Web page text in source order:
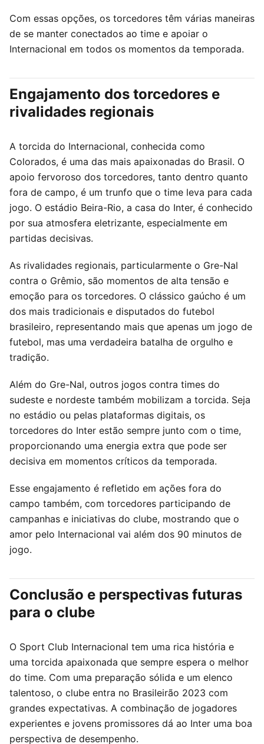
Com essas opções, os torcedores têm várias maneiras
de se manter conectados ao time e apoiar o
Internacional em todos os momentos da temporada.
Engajamento dos torcedores e
rivalidades regionais
A torcida do Internacional, conhecida como
Colorados, é uma das mais apaixonadas do Brasil. O
apoio fervoroso dos torcedores, tanto dentro quanto
fora de campo, é um trunfo que o time leva para cada
jogo. O estádio Beira-Rio, a casa do Inter, é conhecido
por sua atmosfera eletrizante, especialmente em
partidas decisivas.
As rivalidades regionais, particularmente o Gre-Nal
contra o Grêmio, são momentos de alta tensão e
emoção para os torcedores. O clássico gaúcho é um
dos mais tradicionais e disputados do futebol
brasileiro, representando mais que apenas um jogo de
futebol, mas uma verdadeira batalha de orgulho e
tradição.
Além do Gre-Nal, outros jogos contra times do
sudeste e nordeste também mobilizam a torcida. Seja
no estádio ou pelas plataformas digitais, os
torcedores do Inter estão sempre junto com o time,
proporcionando uma energia extra que pode ser
decisiva em momentos críticos da temporada.
Esse engajamento é refletido em ações fora do
campo também, com torcedores participando de
campanhas e iniciativas do clube, mostrando que o
amor pelo Internacional vai além dos 90 minutos de
jogo.
Conclusão e perspectivas futuras
para o clube
O Sport Club Internacional tem uma rica história e
uma torcida apaixonada que sempre espera o melhor
do time. Com uma preparação sólida e um elenco
talentoso, o clube entra no Brasileirão 2023 com
grandes expectativas. A combinação de jogadores
experientes e jovens promissores dá ao Inter uma boa
perspectiva de desempenho.